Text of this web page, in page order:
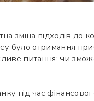
зміна підходів до
було отримання
питання: чи
під час